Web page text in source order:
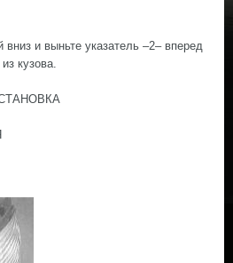
и выньте указатель –2– вперед
кузова.